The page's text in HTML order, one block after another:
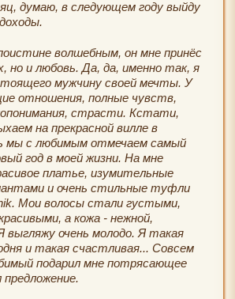
думаю, в следующем году выйду
волшебным, он мне принёс
но и любовь. Да, да, именно так, я
мужчину своей мечты. У
отношения, полные чувств,
страсти. Кстати,
на прекрасной вилле в
мы с любимым отмечаем самый
год в моей жизни. На мне
платье, изумительные
и очень стильные туфли
Мои волосы стали густыми,
а кожа - нежной,
выгляжу очень молодо. Я такая
и такая счастливая... Совсем
подарил мне потрясающее
предложение.